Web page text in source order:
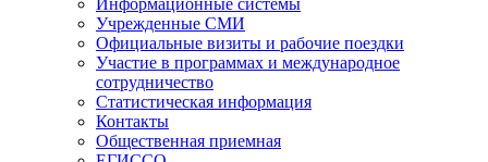
Информационные системы
Учрежденные СМИ
Официальные визиты и рабочие поездки
Участие в программах и международное
сотрудничество
Статистическая информация
Контакты
Общественная приемная